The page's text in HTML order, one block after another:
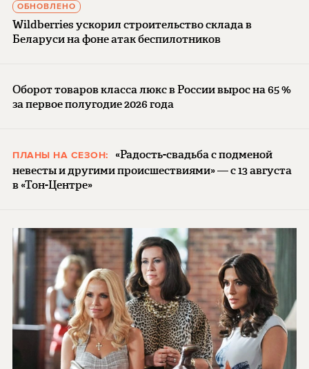
ОБНОВЛЕНО
Wildberries ускорил строительство склада в
Беларуси на фоне атак беспилотников
Оборот товаров класса люкс в России вырос на 65 %
за первое полугодие 2026 года
ПЛАНЫ НА СЕЗОН:
«Радость-свадьба с подменой
невесты и другими происшествиями» — с 13 августа
в «Тон-Центре»